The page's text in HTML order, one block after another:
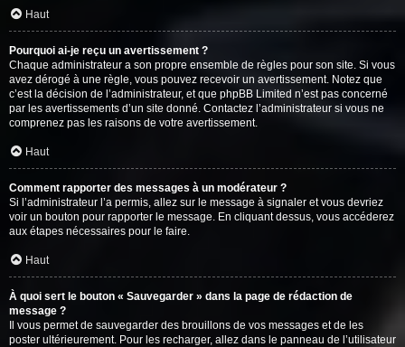
Haut
Pourquoi ai-je reçu un avertissement ?
Chaque administrateur a son propre ensemble de règles pour son site. Si vous
avez dérogé à une règle, vous pouvez recevoir un avertissement. Notez que
c’est la décision de l’administrateur, et que phpBB Limited n’est pas concerné
par les avertissements d’un site donné. Contactez l’administrateur si vous ne
comprenez pas les raisons de votre avertissement.
Haut
Comment rapporter des messages à un modérateur ?
Si l’administrateur l’a permis, allez sur le message à signaler et vous devriez
voir un bouton pour rapporter le message. En cliquant dessus, vous accéderez
aux étapes nécessaires pour le faire.
Haut
À quoi sert le bouton « Sauvegarder » dans la page de rédaction de
message ?
Il vous permet de sauvegarder des brouillons de vos messages et de les
poster ultérieurement. Pour les recharger, allez dans le panneau de l’utilisateur